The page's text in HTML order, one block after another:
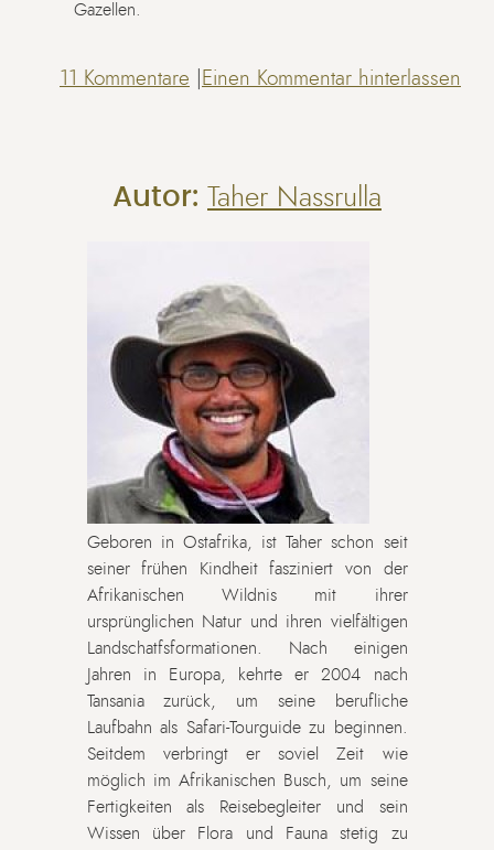
Gazellen.
11 Kommentare Einen Kommentar hinterlassen
Autor: Taher Nassrulla
Geboren in Ostafrika, ist Taher schon seit
seiner frühen Kindheit fasziniert von der
Afrikanischen Wildnis mit ihrer
ursprünglichen Natur und ihren vielfältigen
Landschatfsformationen. Nach einigen
Jahren in Europa, kehrte er 2004 nach
Tansania zurück, um seine berufliche
Laufbahn als Safari-Tourguide zu beginnen.
Seitdem verbringt er soviel Zeit wie
möglich im Afrikanischen Busch, um seine
Fertigkeiten als Reisebegleiter und sein
Wissen über Flora und Fauna stetig zu